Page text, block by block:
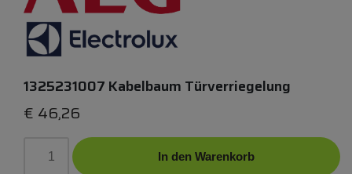
1325231007 Kabelbaum Türverriegelung
€ 46,26
In den Warenkorb